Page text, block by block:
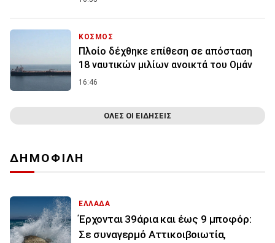
ΚΟΣΜΟΣ
Πλοίο δέχθηκε επίθεση σε απόσταση
18 ναυτικών μιλίων ανοικτά του Ομάν
16:46
ΟΛΕΣ ΟΙ ΕΙΔΗΣΕΙΣ
ΔΗΜΟΦΙΛΗ
ΕΛΛΑΔΑ
Έρχονται 39άρια και έως 9 μποφόρ:
Σε συναγερμό Αττικοιβοιωτία,